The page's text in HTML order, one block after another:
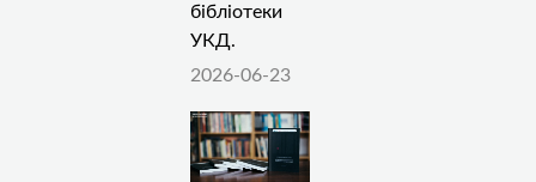
бібліотеки
УКД.
2026-06-23